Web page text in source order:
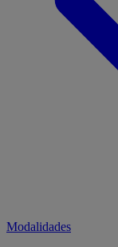
Modalidades